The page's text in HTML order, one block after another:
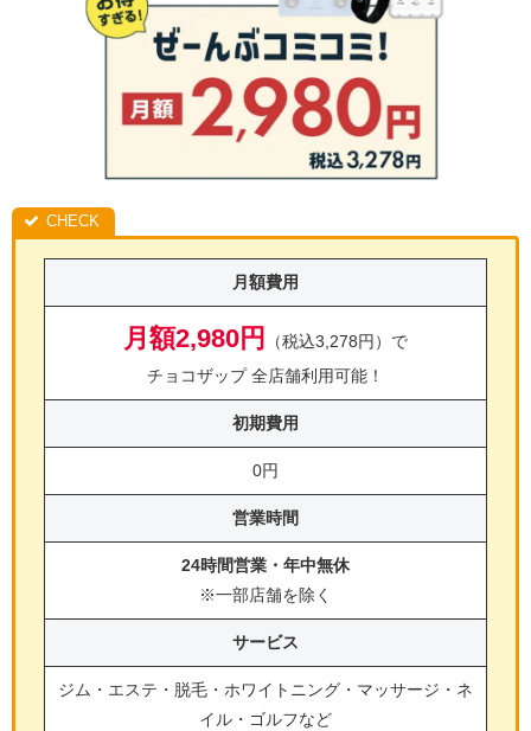
月額費用
月額2,980円
（税込3,278円）で
チョコザップ 全店舗利用可能！
初期費用
0円
営業時間
24時間営業・年中無休
※一部店舗を除く
サービス
ジム・エステ・脱毛・ホワイトニング・マッサージ・ネ
イル・ゴルフなど